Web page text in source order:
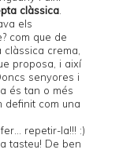
clàssica
els
com que de
crema,
proposa, i així
senyores i
és tan o més
definit com una
repetir-la!!! :)
tasteu! De ben